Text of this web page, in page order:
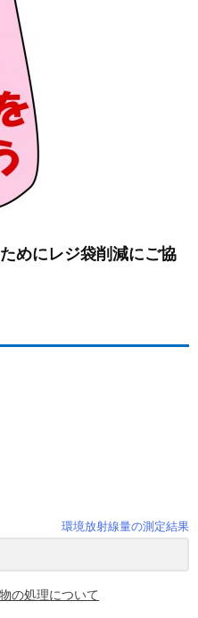
めにレジ袋削減にご協
環境放射線量の測定結果
の処理について